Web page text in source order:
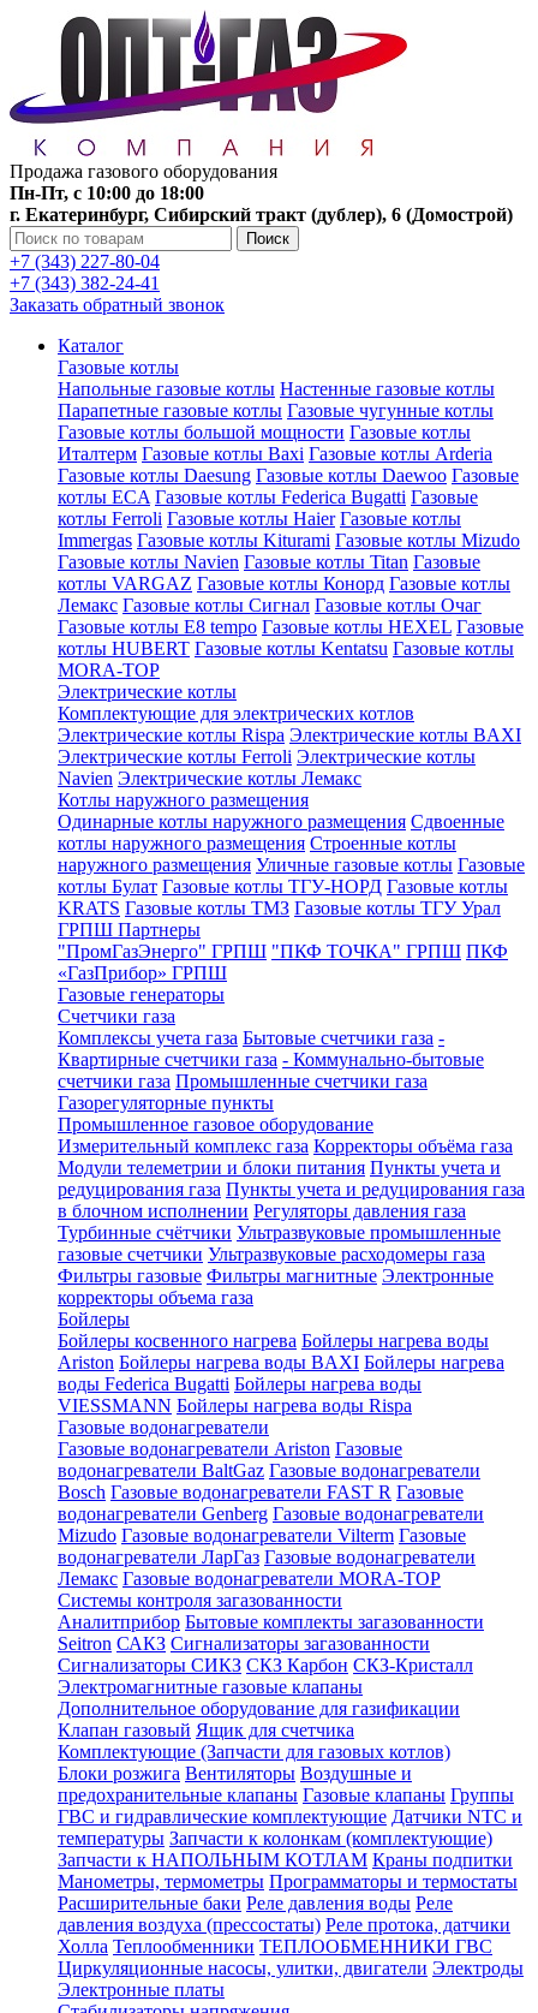
Продажа газового оборудования
Пн-Пт, с 10:00 до 18:00
г. Екатеринбург, Сибирский тракт (дублер), 6 (Домострой)
Поиск
+7 (343) 227-80-04
+7 (343) 382-24-41
Заказать обратный звонок
Каталог
Газовые котлы
Напольные газовые котлы Настенные газовые котлы
Парапетные газовые котлы Газовые чугунные котлы
Газовые котлы большой мощности Газовые котлы
Италтерм Газовые котлы Baxi Газовые котлы Arderia
Газовые котлы Daesung Газовые котлы Daewoo Газовые
котлы ECA Газовые котлы Federica Bugatti Газовые
котлы Ferroli Газовые котлы Haier Газовые котлы
Immergas Газовые котлы Kiturami Газовые котлы Mizudo
Газовые котлы Navien Газовые котлы Titan Газовые
котлы VARGAZ Газовые котлы Конорд Газовые котлы
Лемакс Газовые котлы Сигнал Газовые котлы Очаг
Газовые котлы E8 tempo Газовые котлы HEXEL Газовые
котлы HUBERT Газовые котлы Kentatsu Газовые котлы
MORA-TOP
Электрические котлы
Комплектующие для электрических котлов
Электрические котлы Rispa Электрические котлы BAXI
Электрические котлы Ferroli Электрические котлы
Navien Электрические котлы Лемакс
Котлы наружного размещения
Одинарные котлы наружного размещения Сдвоенные
котлы наружного размещения Строенные котлы
наружного размещения Уличные газовые котлы Газовые
котлы Булат Газовые котлы ТГУ-НОРД Газовые котлы
KRATS Газовые котлы ТМЗ Газовые котлы ТГУ Урал
ГРПШ Партнеры
"ПромГазЭнерго" ГРПШ "ПКФ ТОЧКА" ГРПШ ПКФ
«ГазПрибор» ГРПШ
Газовые генераторы
Счетчики газа
Комплексы учета газа Бытовые счетчики газа -
Квартирные счетчики газа - Коммунально-бытовые
счетчики газа Промышленные счетчики газа
Газорегуляторные пункты
Промышленное газовое оборудование
Измерительный комплекс газа Корректоры объёма газа
Модули телеметрии и блоки питания Пункты учета и
редуцирования газа Пункты учета и редуцирования газа
в блочном исполнении Регуляторы давления газа
Турбинные счётчики Ультразвуковые промышленные
газовые счетчики Ультразвуковые расходомеры газа
Фильтры газовые Фильтры магнитные Электронные
корректоры объема газа
Бойлеры
Бойлеры косвенного нагрева Бойлеры нагрева воды
Ariston Бойлеры нагрева воды BAXI Бойлеры нагрева
воды Federica Bugatti Бойлеры нагрева воды
VIESSMANN Бойлеры нагрева воды Rispa
Газовые водонагреватели
Газовые водонагреватели Ariston Газовые
водонагреватели BaltGaz Газовые водонагреватели
Bosch Газовые водонагреватели FAST R Газовые
водонагреватели Genberg Газовые водонагреватели
Mizudo Газовые водонагреватели Vilterm Газовые
водонагреватели ЛарГаз Газовые водонагреватели
Лемакс Газовые водонагреватели MORA-TOP
Системы контроля загазованности
Аналитприбор Бытовые комплекты загазованности
Seitron САКЗ Сигнализаторы загазованности
Сигнализаторы СИКЗ СКЗ Карбон СКЗ-Кристалл
Электромагнитные газовые клапаны
Дополнительное оборудование для газификации
Клапан газовый Ящик для счетчика
Комплектующие (Запчасти для газовых котлов)
Блоки розжига Вентиляторы Воздушные и
предохранительные клапаны Газовые клапаны Группы
ГВС и гидравлические комплектующие Датчики NTC и
температуры Запчасти к колонкам (комплектующие)
Запчасти к НАПОЛЬНЫМ КОТЛАМ Краны подпитки
Манометры, термометры Программаторы и термостаты
Расширительные баки Реле давления воды Реле
давления воздуха (прессостаты) Реле протока, датчики
Холла Теплообменники ТЕПЛООБМЕННИКИ ГВС
Циркуляционные насосы, улитки, двигатели Электроды
Электронные платы